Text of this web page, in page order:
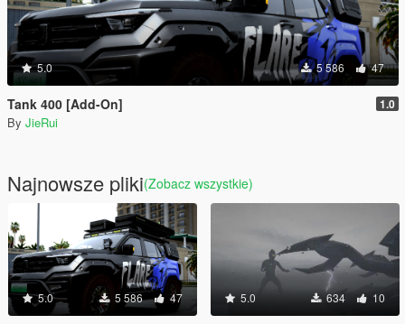
5.0 5 586 47
Tank 400 [Add-On] 1.0
By JieRui
Najnowsze pliki(Zobacz wszystkie)
5.0 5 586 47 5.0 634 10